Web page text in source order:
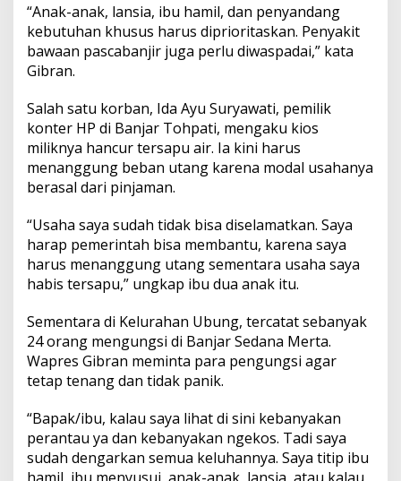
“Anak-anak, lansia, ibu hamil, dan penyandang
kebutuhan khusus harus diprioritaskan. Penyakit
bawaan pascabanjir juga perlu diwaspadai,” kata
Gibran.
Salah satu korban, Ida Ayu Suryawati, pemilik
konter HP di Banjar Tohpati, mengaku kios
miliknya hancur tersapu air. Ia kini harus
menanggung beban utang karena modal usahanya
berasal dari pinjaman.
“Usaha saya sudah tidak bisa diselamatkan. Saya
harap pemerintah bisa membantu, karena saya
harus menanggung utang sementara usaha saya
habis tersapu,” ungkap ibu dua anak itu.
Sementara di Kelurahan Ubung, tercatat sebanyak
24 orang mengungsi di Banjar Sedana Merta.
Wapres Gibran meminta para pengungsi agar
tetap tenang dan tidak panik.
“Bapak/ibu, kalau saya lihat di sini kebanyakan
perantau ya dan kebanyakan ngekos. Tadi saya
sudah dengarkan semua keluhannya. Saya titip ibu